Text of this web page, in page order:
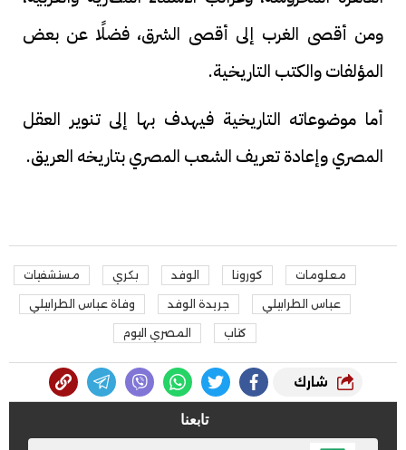
ومن أقصى الغرب إلى أقصى الشرق، فضلًا عن بعض
المؤلفات والكتب التاريخية.
أما موضوعاته التاريخية فيهدف بها إلى تنوير العقل
المصري وإعادة تعريف الشعب المصري بتاريخه العريق.
معلومات كورونا الوفد بكري مستشفيات
عباس الطرابيلي جريدة الوفد وفاة عباس الطرابيلي
كتاب المصري اليوم
شارك
تابعنا